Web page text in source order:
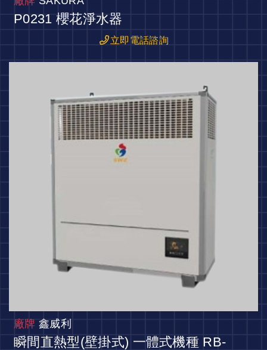
P0231 櫻花淨水器
立即電話諮詢
廠牌 鑫威利
瞬間直熱型(壁掛式) 一體式機種 RB-